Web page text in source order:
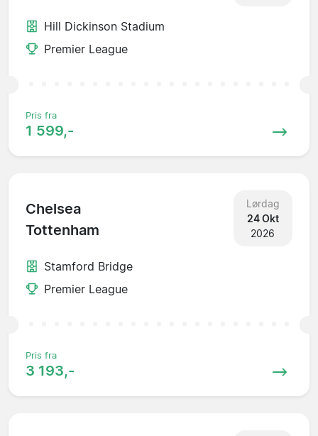
Hill Dickinson Stadium
Premier League
Pris fra
1 599,-
Chelsea
Tottenham
Lørdag
24 Okt
2026
Stamford Bridge
Premier League
Pris fra
3 193,-